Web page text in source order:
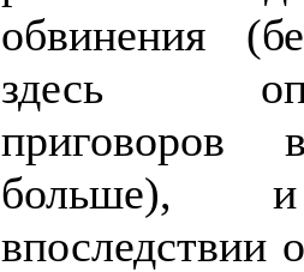
обвинения
здесь
больше),
впоследствии